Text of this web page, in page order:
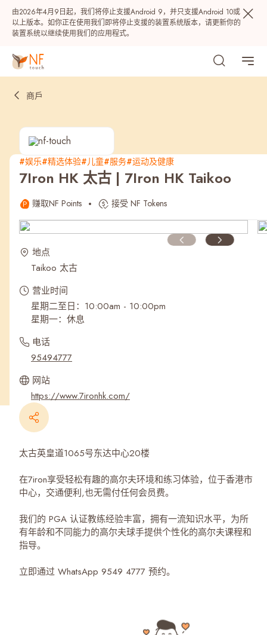
由2026年4月9日起，我们将停止支援Android 9，并只支援Android 10或
以上版本。如你正在使用我们即将停止支援的装置系统版本，请更新你的
装置系统以继续使用我们的应用程式。
热门
最近搜寻纪录
商戶
#娱乐#精选体验#儿童#服务#运动及健康
7Iron HK 太古 | 7Iron HK Taikoo
赚取NF Points 接受 NF Tokens
地点
Taikoo 太古
营业时间
星期二至日：10:00am - 10:00pm
星期一：休息
电话
95494777
网站
https://www.7ironhk.com/
太古英皇道1065号东达中心20楼
在7iron享受轻松有趣的高尔夫环境和练习体验，位于香港市
中心，交通便利,也无需付任何会员费。
我们的 PGA 认证教练经验丰富，拥有一流知识水平，为所
有年龄和不同能力的高尔夫球手提供个性化的高尔夫课程和
指导。
立即通过 WhatsApp 9549 4777 预约。